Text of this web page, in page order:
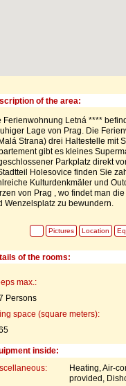
of the area:
Ferienwohnung Letná ****
Lage von Prag. Die
Strana) drei Haltestelle mit
gibt es kleines
Parkplatz direkt
Holesovice finden Sie
Kulturdenkmäler und
von Prag , wo findet man
Wenzelsplatz zu bewundern.
Pictures Location
of the rooms:
max.:
Persons
space (square meters):
inside:
Heating, Air-
provided,